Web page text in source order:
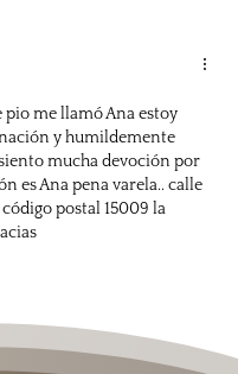
entrada
me llamó Ana estoy
y humildemente
mucha devoción por
es Ana pena varela.. calle
postal 15009 la